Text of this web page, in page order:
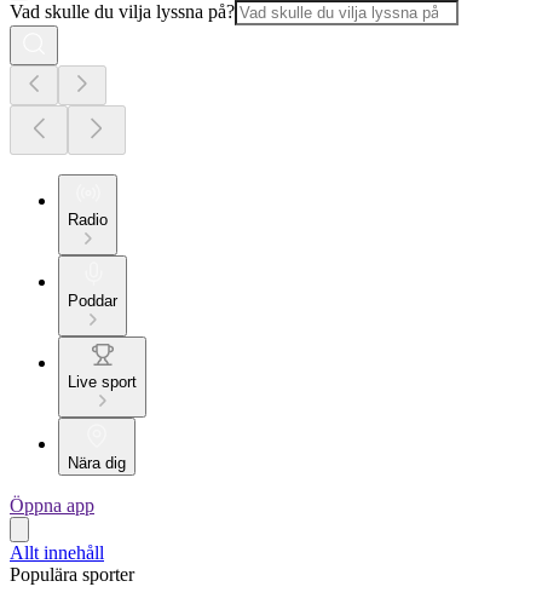
Vad skulle du vilja lyssna på?
Radio
Poddar
Live sport
Nära dig
Öppna app
Allt innehåll
Populära sporter